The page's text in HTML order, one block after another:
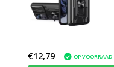
€12,79 OP VOORRAAD